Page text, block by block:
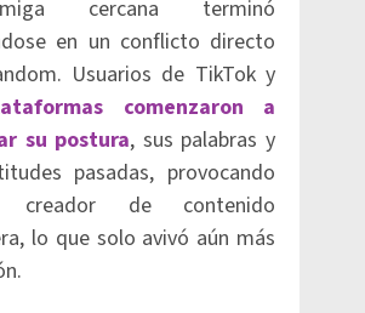
cercana terminó
en un conflicto directo
Usuarios de TikTok y
comenzaron a
su postura, sus palabras y
pasadas, provocando
de contenido
lo que solo avivó aún más